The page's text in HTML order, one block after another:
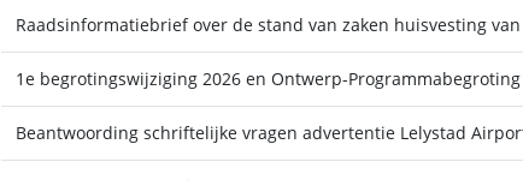
Raadsinformatiebrief over de stand van zaken huisvesting
1e begrotingswijziging 2026 en Ontwerp-
Beantwoording schriftelijke vragen advertentie Lelystad